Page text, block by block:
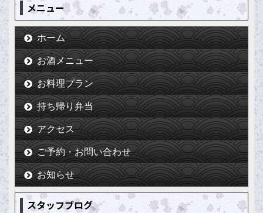
メニュー
ホーム
お酒メニュー
お料理プラン
持ち帰り弁当
アクセス
ご予約・お問い合わせ
お知らせ
スタッフブログ